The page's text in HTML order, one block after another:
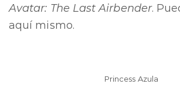
Avatar: The Last Airbender.
aquí mismo.
Princess Azula